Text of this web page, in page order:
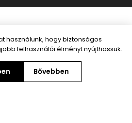
használunk, hogy biztonságos
felhasználói élményt nyújthassuk.
Bővebben